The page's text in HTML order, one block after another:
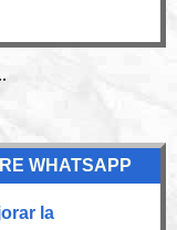
WHATSAPP
la